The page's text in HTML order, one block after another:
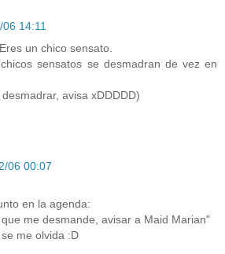
14:11
un chico sensato.
sensatos se desmadran de vez en
avisa xDDDDD)
06 00:07
en la agenda:
me desmande, avisar a Maid Marian"
me olvida :D